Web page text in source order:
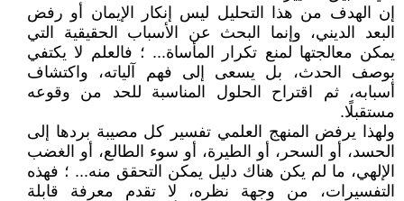
إن الهدف من هذا التحليل ليس إنكار الإيمان أو رفض
البعد الديني، وإنما البحث عن الأسباب الحقيقية التي
يمكن معالجتها لمنع تكرار المأساة... ؛ فالعلم لا يكتفي
بوصف الحدث، بل يسعى إلى فهم آلياته، واكتشاف
أسبابه، ثم اقتراح الحلول المناسبة للحد من وقوعه
مستقبلًا.
ولهذا يرفض المنهج العلمي تفسير كل مصيبة بردها إلى
الحسد، أو السحر، أو الطيرة، أو سوء الطالع، أو الغضب
الإلهي، ما لم يكن هناك دليل يمكن التحقق منه... ؛ فهذه
التفسيرات، من وجهة نظره، لا تقدم معرفة قابلة